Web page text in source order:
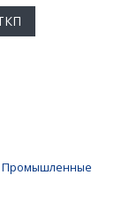
Промышленные